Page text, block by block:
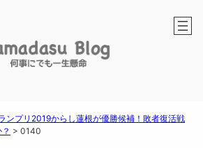
ンプリ2019からし蓮根が優勝候補！敗者復活戦
> 0140